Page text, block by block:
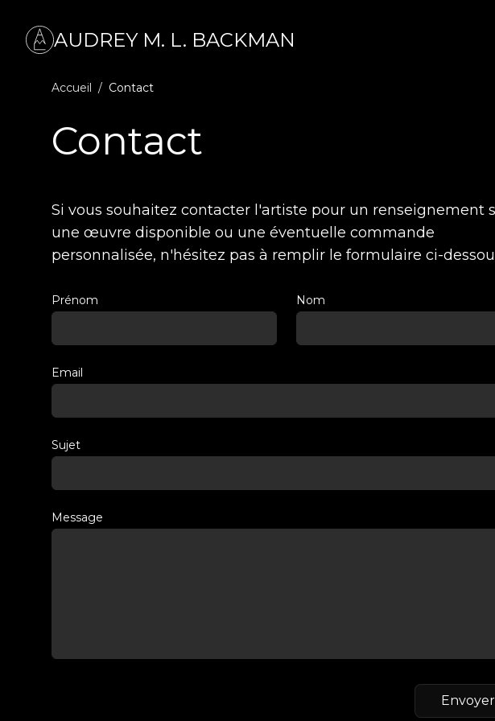
AUDREY M. L. BACKMAN
Accueil / Contact
Contact
Si vous souhaitez contacter l'artiste pour un renseignement
une œuvre disponible ou une éventuelle commande
personnalisée, n'hésitez pas à remplir le formulaire ci-
Prénom Nom
Email
Sujet
Message
Envoyer